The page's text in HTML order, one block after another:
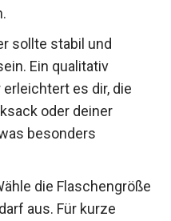
sollte stabil und
Ein qualitativ
es dir, die
oder deiner
besonders
die Flaschengröße
aus. Für kurze